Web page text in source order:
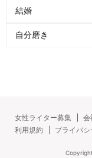
結婚
自分磨き
女性ライター募集 会
利用規約
プライバ